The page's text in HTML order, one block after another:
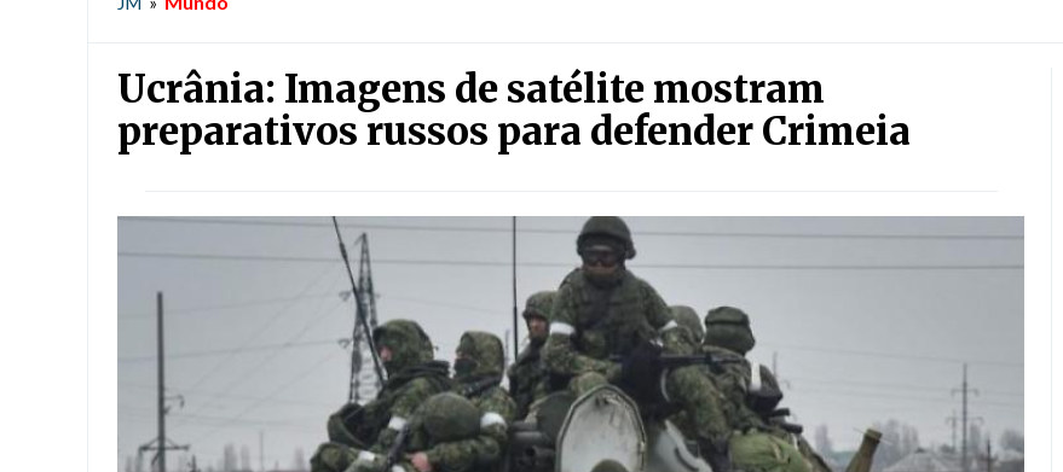
Ucrânia: Imagens de satélite mostram
preparativos russos para defender Crimeia